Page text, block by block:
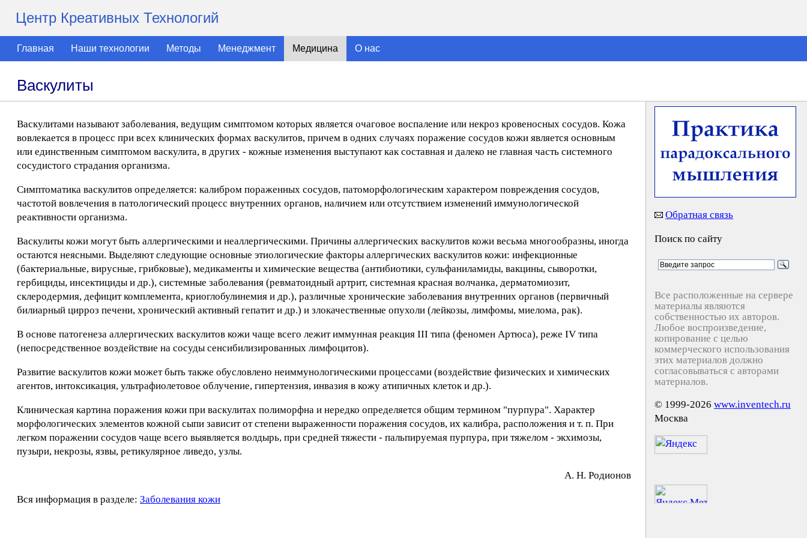
Центр Креативных Технологий
Главная Наши технологии Методы Менеджмент Медицина О нас
Васкулиты
Васкулитами называют заболевания, ведущим симптомом которых является очаговое воспаление или некроз кровеносных сосудов. Кожа
вовлекается в процесс при всех клинических формах васкулитов, причем в одних случаях поражение сосудов кожи является основным
или единственным симптомом васкулита, в других - кожные изменения выступают как составная и далеко не главная часть системного
сосудистого страдания организма.
Симптоматика васкулитов определяется: калибром пораженных сосудов, патоморфологическим характером повреждения сосудов,
частотой вовлечения в патологический процесс внутренних органов, наличием или отсутствием изменений иммунологической
реактивности организма.
Васкулиты кожи могут быть аллергическими и неаллергическими. Причины аллергических васкулитов кожи весьма многообразны, иногда
остаются неясными. Выделяют следующие основные этиологические факторы аллергических васкулитов кожи: инфекционные
(бактериальные, вирусные, грибковые), медикаменты и химические вещества (антибиотики, сульфаниламиды, вакцины, сыворотки,
гербициды, инсектициды и др.), системные заболевания (ревматоидный артрит, системная красная волчанка, дерматомиозит,
склеродермия, дефицит комплемента, криоглобулинемия и др.), различные хронические заболевания внутренних органов (первичный
билиарный цирроз печени, хронический активный гепатит и др.) и злокачественные опухоли (лейкозы, лимфомы, миелома, рак).
В основе патогенеза аллергических васкулитов кожи чаще всего лежит иммунная реакция III типа (феномен Артюса), реже IV типа
(непосредственное воздействие на сосуды сенсибилизированных лимфоцитов).
Развитие васкулитов кожи может быть также обусловлено неиммунологическими процессами (воздействие физических и химических
агентов, интоксикация, ультрафиолетовое облучение, гипертензия, инвазия в кожу атипичных клеток и др.).
Клиническая картина поражения кожи при васкулитах полиморфна и нередко определяется общим термином "пурпура". Характер
морфологических элементов кожной сыпи зависит от степени выраженности поражения сосудов, их калибра, расположения и т. п. При
легком поражении сосудов чаще всего выявляется волдырь, при средней тяжести - пальпируемая пурпура, при тяжелом - экхимозы,
пузыри, некрозы, язвы, ретикулярное ливедо, узлы.
А. Н. Poдиoнoв
Вся информация в разделе: Заболевания кожи
Обратная связь
Поиск по сайту
Все расположенные на сервере
материалы являются
собственностью их авторов.
Любое воспроизведение,
копирование с целью
коммерческого использования
этих материалов должно
согласовываться с авторами
материалов.
© 1999-2026 www.inventech.ru
Москва